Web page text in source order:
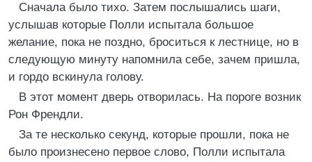
Сначала было тихо. Затем послышались шаги,
услышав которые Полли испытала большое
желание, пока не поздно, броситься к лестнице, но в
следующую минуту напомнила себе, зачем пришла,
и гордо вскинула голову.
В этот момент дверь отворилась. На пороге возник
Рон Френдли.
За те несколько секунд, которые прошли, пока не
было произнесено первое слово, Полли испытала